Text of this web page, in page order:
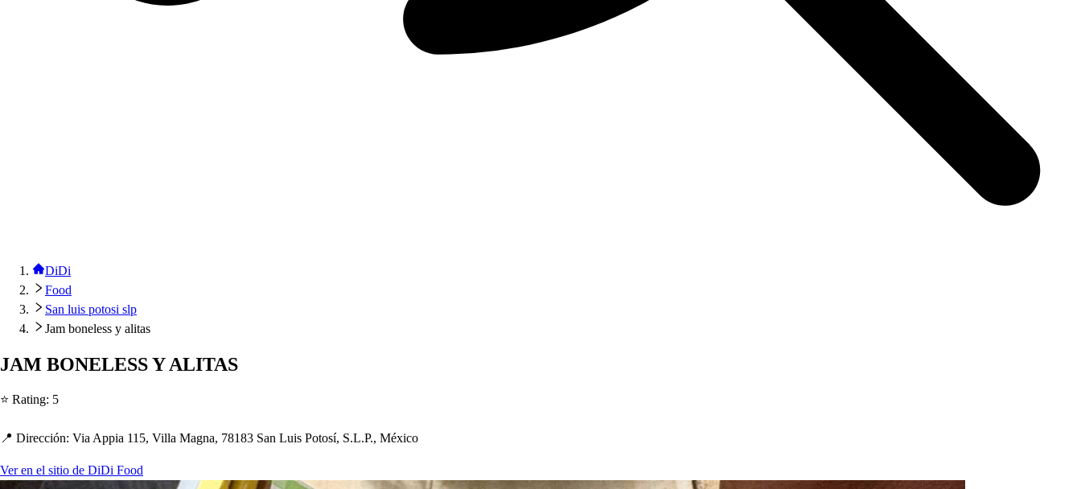
DiDi
Food
San luis potosi slp
Jam boneless y alitas
JAM BONELESS Y ALITAS
⭐ Rating: 5
📍 Dirección: Via Appia 115, Villa Magna, 78183 San Luis Potosí, S.L.P., México
Ver en el sitio de DiDi Food